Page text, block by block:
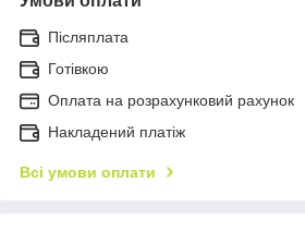
Післяплата
Готівкою
Оплата на розрахунковий рахунок
Накладений платіж
Всі умови оплати